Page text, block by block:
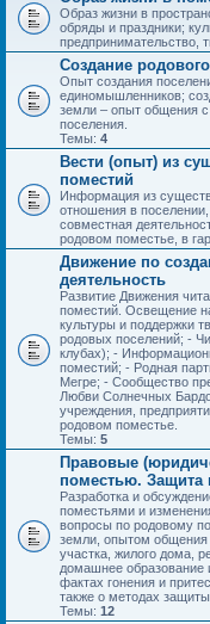
Образ жизни в
обряды и праздники;
предпринимательство,
Создание
Опыт создания
единомышленников;
земли – опыт общения
поселения.
Темы: 4
Вести (опыт) из
поместий
Информация из
отношения в
совместная
родовом поместье, в
Движение по
деятельность
Развитие Движения
поместий. Освещение
культуры и поддержки
родовых поселений; -
клубах); -
поместий; - Родная
Мегре; - Сообщество
Любви Солнечных
учреждения,
родовом поместье.
Темы: 5
Правовые
поместью. Защита
Разработка и
поместьями и
вопросы по родовому
земли, опытом общения
участка, жилого дома,
домашнее образование
фактах гонения и
также о методах защиты
Темы: 12